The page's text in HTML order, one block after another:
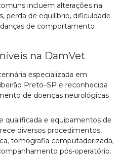
incluem alterações na
perda de equilíbrio, dificuldade
de comportamento
na DamVet
especializada em
Preto–SP e reconhecida
de doenças neurológicas
qualificada e equipamentos de
diversos procedimentos,
tomografia computadorizada,
pós-operatório.